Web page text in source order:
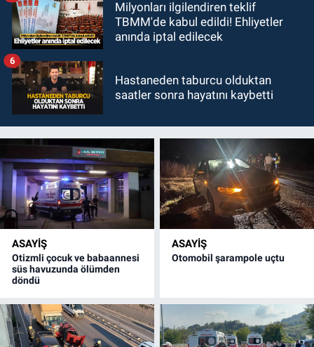
Milyonları ilgilendiren teklif
TBMM'de kabul edildi! Ehliyetler
anında iptal edilecek
Hastaneden taburcu olduktan
saatler sonra hayatını kaybetti
6
ASAYİŞ
Otizmli çocuk ve babaannesi
süs havuzunda ölümden
döndü
ASAYİŞ
Otomobil şarampole uçtu